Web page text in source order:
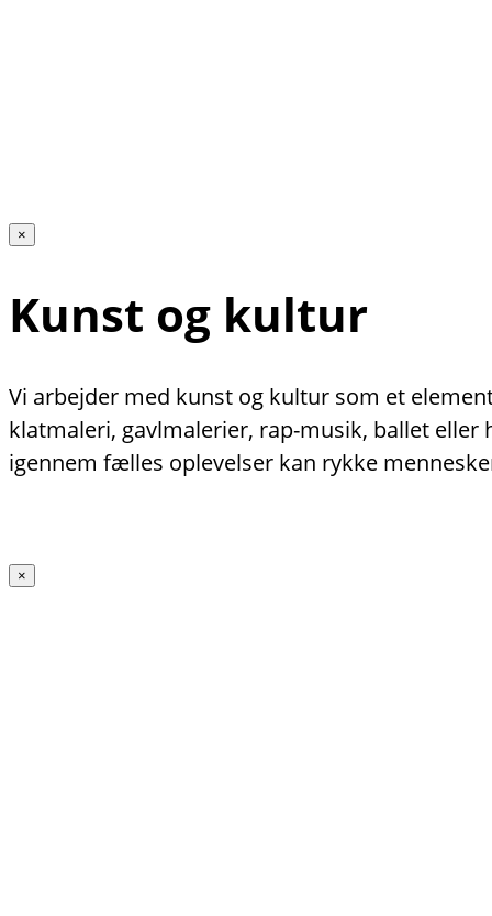
×
Kunst og kultur
Vi arbejder med kunst og kultur som et
klatmaleri, gavlmalerier, rap-musik, ballet
igennem fælles oplevelser kan rykke
×